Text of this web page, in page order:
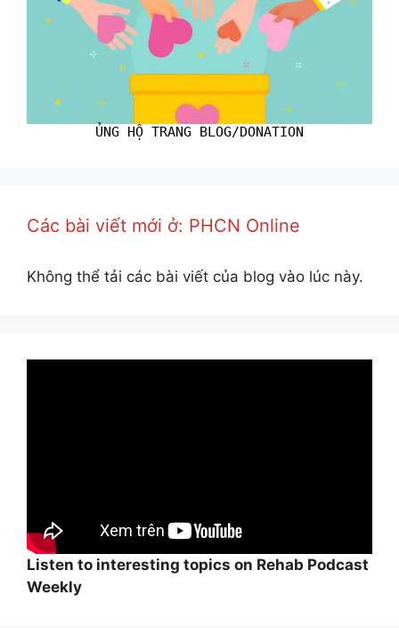
ỦNG HỘ TRANG BLOG/DONATION
Các bài viết mới ở: PHCN Online
Không thể tải các bài viết của blog vào lúc này.
Listen to interesting topics on Rehab Podcast
Weekly